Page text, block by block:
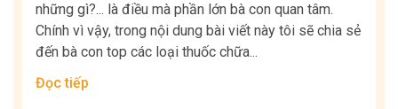
những gì?... là điều mà phần lớn bà con quan tâm.
Chính vì vậy, trong nội dung bài viết này tôi sẽ chia sẻ
đến bà con top các loại thuốc chữa...
Đọc tiếp